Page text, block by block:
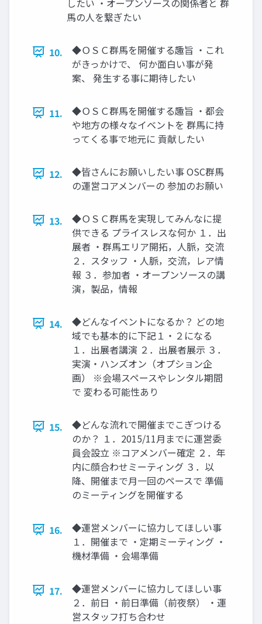
馬の人を繋ぎたい
10.
◆ＯＳＣ群馬を開催する趣旨 ・これ
がきっかけで、 何か面白い事が発
案、 発生する事に期待したい
11.
◆ＯＳＣ群馬を開催する趣旨 ・都会
や地方の様々なイベントを 群馬に持
ってくる事で地元に 貢献したい
12.
◆皆さんにお願いしたい事 OSC群馬
の運営コアメンバーの 参加のお願い
13.
◆ＯＳＣ群馬を実現してみんなに提
供できる プライスレスな何か １．出
展者 ・群馬エリア開拓，人脈，交流
２．スタッフ ・人脈，交流，レア情
報 ３．参加者 ・オープンソースの講
演，製品，情報
14.
◆どんなイベントになるか？ どの地
域でも基本的に下記１・２になる
１．出展者講演 ２．出展者展示 ３．
実演・ハンズオン（オプション企
画） ※会場スペースやレンタル期間
で 変わる可能性あり
15.
◆どんな流れで開催までこぎつける
のか？ １．2015/11月までに運営委
員会設立 ※コアメンバー確定 ２．年
内に顔合わせミーティング ３．以
降、開催まで月一回のペースで 準備
のミーティングを開催する
16.
◆運営メンバーに協力してほしい事
１．開催まで ・定期ミーティング ・
機材準備 ・会場準備
17.
◆運営メンバーに協力してほしい事
２．前日 ・前日準備（前夜祭） ・運
営スタッフ打ち合わせ